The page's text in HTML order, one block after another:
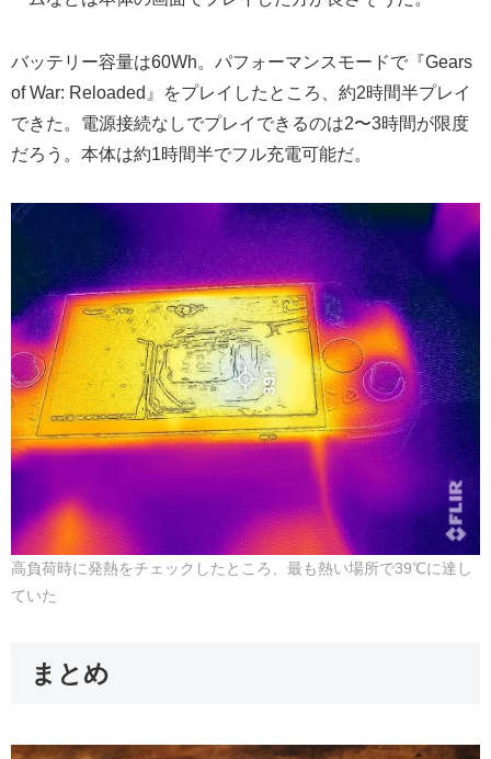
バッテリー容量は60Wh。パフォーマンスモードで『Gears
of War: Reloaded』をプレイしたところ、約2時間半プレイ
できた。電源接続なしでプレイできるのは2〜3時間が限度
だろう。本体は約1時間半でフル充電可能だ。
高負荷時に発熱をチェックしたところ、最も熱い場所で39℃に達し
ていた
まとめ